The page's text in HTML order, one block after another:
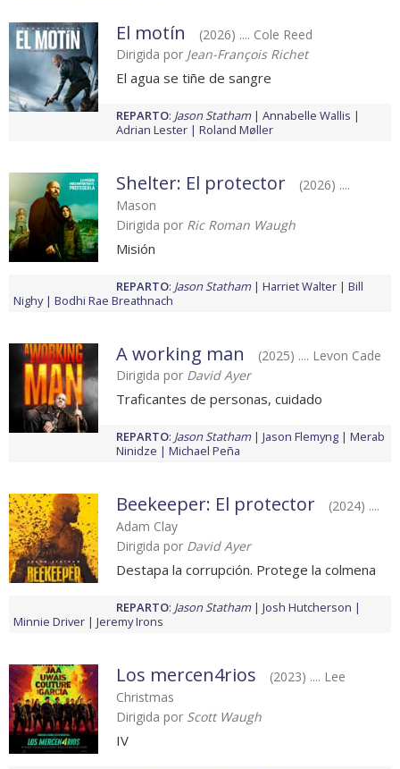
El motín
(2026) .... Cole Reed
Dirigida por Jean-François Richet
El agua se tiñe de sangre
REPARTO: Jason Statham
Annabelle Wallis
Adrian Lester
Roland Møller
Shelter: El protector
(2026) ....
Mason
Dirigida por Ric Roman Waugh
Misión
REPARTO: Jason Statham Harriet Walter
Bill
Nighy
Bodhi Rae Breathnach
A working man
(2025) .... Levon Cade
Dirigida por David Ayer
Traficantes de personas, cuidado
REPARTO: Jason Statham Jason Flemyng
Merab
Ninidze
Michael Peña
Beekeeper: El protector
(2024) ....
Adam Clay
Dirigida por David Ayer
Destapa la corrupción. Protege la colmena
REPARTO: Jason Statham
Josh Hutcherson
Minnie Driver
Jeremy Irons
Los mercen4rios
(2023) .... Lee
Christmas
Dirigida por Scott Waugh
IV